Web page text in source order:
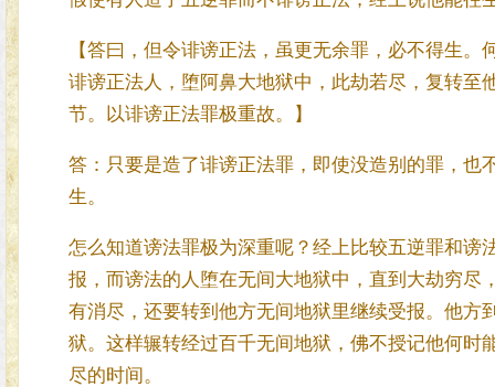
【答曰，但令诽谤正法，虽更无余罪，必不得生
诽谤正法人，堕阿鼻大地狱中，此劫若尽，复转至
节。以诽谤正法罪极重故。】
答：只要是造了诽谤正法罪，即使没造别的罪，也
生。
怎么知道谤法罪极为深重呢？经上比较五逆罪和谤
报，而谤法的人堕在无间大地狱中，直到大劫穷尽
有消尽，还要转到他方无间地狱里继续受报。他方
狱。这样辗转经过百千无间地狱，佛不授记他何时
尽的时间。